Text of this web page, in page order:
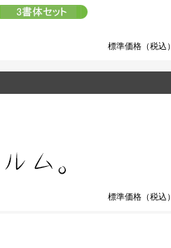
標準価格（税込）
標準価格（税込）